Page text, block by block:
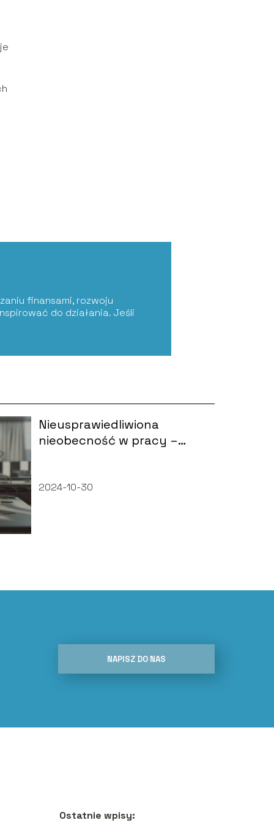
finansami, rozwoju
do działania. Jeśli
Nieusprawiedliwiona
nieobecność w pracy –
2024-10-30
NAPISZ DO NAS
Ostatnie wpisy: